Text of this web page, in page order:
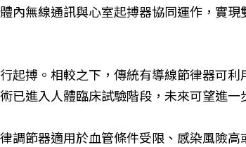
內無線通訊與心室起搏器協同運作，實
起搏。相較之下，傳統有導線節律器可
已進入人體臨床試驗階段，未來可望進一
調節器適用於血管條件受限、感染風險